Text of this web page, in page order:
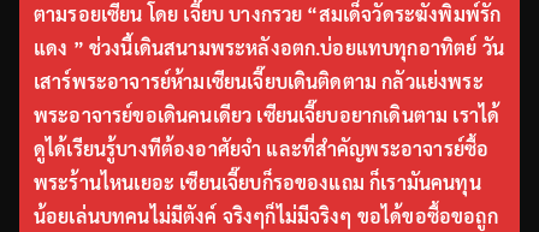
ตามรอยเซียน โดย เจี๊ยบ บางกรวย “สมเด็จวัดระฆังพิมพ์รัก
แดง ” ช่วงนี้เดินสนามพระหลังอตก.บ่อยแทบทุกอาทิตย์ วัน
เสาร์พระอาจารย์ห้ามเซียนเจี๊ยบเดินติดตาม กลัวแย่งพระ
พระอาจารย์ขอเดินคนเดียว เซียนเจี๊ยบอยากเดินตาม เราได้
ดูได้เรียนรู้บางทีต้องอาศัยจำ และที่สำคัญพระอาจารย์ซื้อ
พระร้านไหนเยอะ เซียนเจี๊ยบก็รอของแถม ก็เรามันคนทุน
น้อยเล่นบทคนไม่มีตังค์ จริงๆก็ไม่มีจริงๆ ขอได้ขอซื้อขอถูก